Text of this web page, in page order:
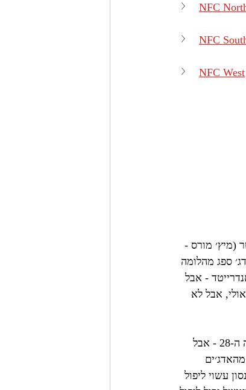
NFC
NFC
NFC West
(מיץ׳ מורס -
ספג מהלומה
- אבל
אבל לא
אם משקללים כאן positional value לתוך הסיפור, הייתי מתעדף ללכת על אדג׳ עם הבחירה ה-28 - אבל
עשוי ליפול